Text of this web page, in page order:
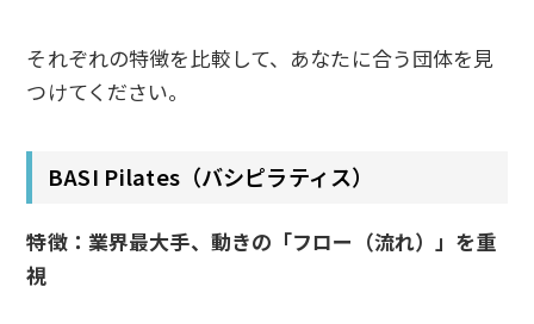
それぞれの特徴を比較して、あなたに合う団体を見
つけてください。
BASI Pilates（バシピラティス）
特徴：業界最大手、動きの「フロー（流れ）」を重
視